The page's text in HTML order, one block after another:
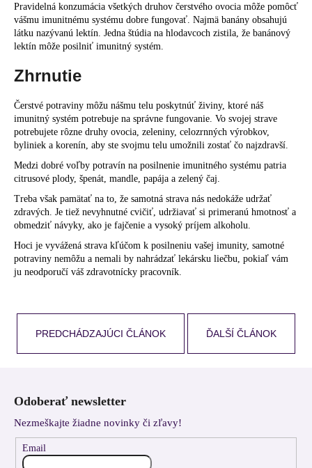
Pravidelná konzumácia všetkých druhov čerstvého ovocia môže pomôcť
vášmu imunitnému systému dobre fungovať. Najmä banány obsahujú
látku nazývanú lektín. Jedna štúdia na hlodavcoch zistila, že banánový
lektín môže posilniť imunitný systém.
Zhrnutie
Čerstvé potraviny môžu nášmu telu poskytnúť živiny, ktoré náš
imunitný systém potrebuje na správne fungovanie. Vo svojej strave
potrebujete rôzne druhy ovocia, zeleniny, celozrnných výrobkov,
byliniek a korenín, aby ste svojmu telu umožnili zostať čo najzdravší.
Medzi dobré voľby potravín na posilnenie imunitného systému patria
citrusové plody, špenát, mandle, papája a zelený čaj.
Treba však pamätať na to, že samotná strava nás nedokáže udržať
zdravých. Je tiež nevyhnutné cvičiť, udržiavať si primeranú hmotnosť a
obmedziť návyky, ako je fajčenie a vysoký príjem alkoholu.
Hoci je vyvážená strava kľúčom k posilneniu vašej imunity, samotné
potraviny nemôžu a nemali by nahrádzať lekársku liečbu, pokiaľ vám
ju neodporučí váš zdravotnícky pracovník.
PREDCHÁDZAJÚCI ČLÁNOK ĎALŠÍ ČLÁNOK
Odoberať newsletter
Nezmeškajte žiadne novinky či zľavy!
Email